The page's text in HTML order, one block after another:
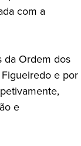
com a
da Ordem dos
e por
e